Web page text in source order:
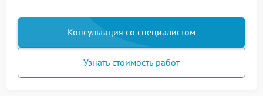
Консультация со специалистом
Узнать стоимость работ